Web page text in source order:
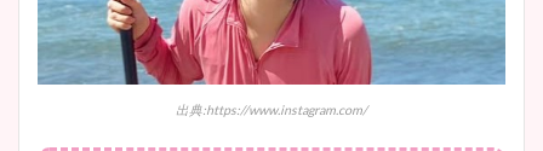
安藤萌々アナのカップ画像や
ニット衣装まとめ！美足の筋
肉も凄い！
出典:https://www.instagram.com/